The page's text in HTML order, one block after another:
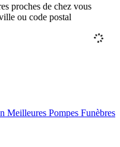
proches de chez vous
ou code postal
Meilleures Pompes Funèbres